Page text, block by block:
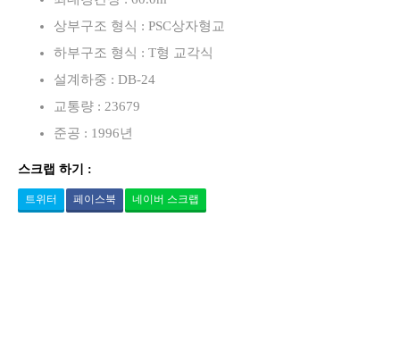
상부구조 형식 : PSC상자형교
하부구조 형식 : T형 교각식
설계하중 : DB-24
교통량 : 23679
준공 : 1996년
스크랩 하기 :
트위터 페이스북 네이버 스크랩